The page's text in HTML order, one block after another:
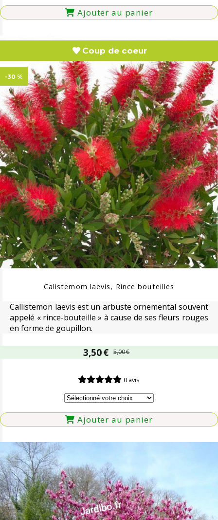
Ajouter au panier
-30 %
Calistemom laevis, Rince bouteilles
Callistemon laevis est un arbuste ornemental souvent
appelé « rince-bouteille » à cause de ses fleurs rouges
en forme de goupillon.
3,50€ 5,00€
0 avis
Ajouter au panier
Coup de coeur